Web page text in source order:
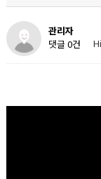
관리자
댓글 0건